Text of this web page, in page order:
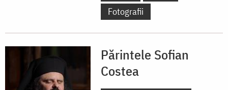
Fotografii
Părintele Sofian
Costea